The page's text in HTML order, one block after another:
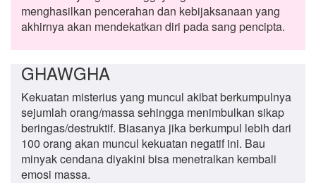
menghasilkan pencerahan dan kebijaksanaan yang
akhirnya akan mendekatkan diri pada sang pencipta.
GHAWGHA
Kekuatan misterius yang muncul akibat berkumpulnya
sejumlah orang/massa sehingga menimbulkan sikap
beringas/destruktif. Biasanya jika berkumpul lebih dari
100 orang akan muncul kekuatan negatif ini. Bau
minyak cendana diyakini bisa menetralkan kembali
emosi massa.